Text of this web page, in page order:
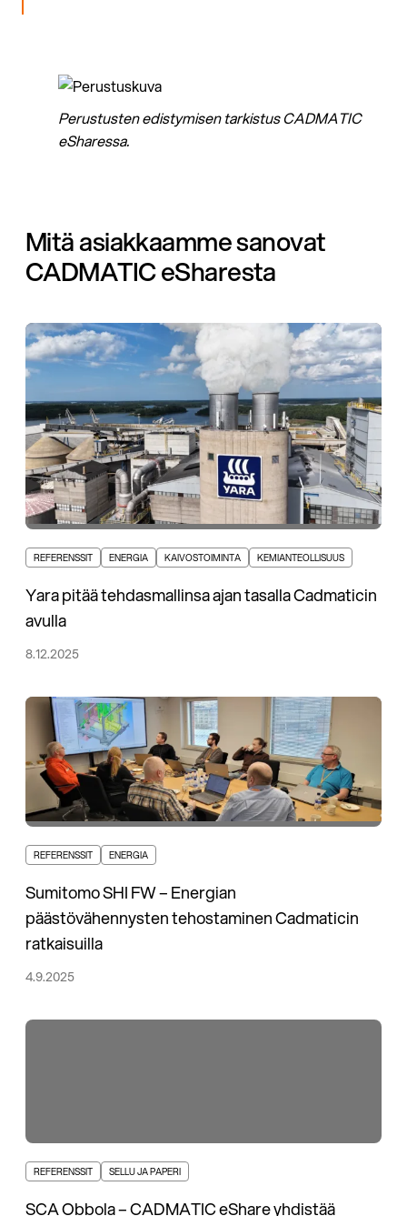
Perustusten edistymisen tarkistus CADMATIC
eSharessa.
Mitä asiakkaamme sanovat
CADMATIC eSharesta
REFERENSSIT ENERGIA KAIVOSTOIMINTA KEMIANTEOLLISUUS
Yara pitää tehdasmallinsa ajan tasalla Cadmaticin
avulla
8.12.2025
REFERENSSIT ENERGIA
Sumitomo SHI FW – Energian
päästövähennysten tehostaminen Cadmaticin
ratkaisuilla
4.9.2025
REFERENSSIT SELLU JA PAPERI
SCA Obbola – CADMATIC eShare yhdistää